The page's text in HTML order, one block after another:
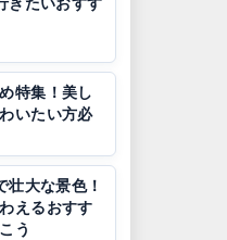
きたいおすす
特集！美し
いたい方必
壮大な景色！
えるおすす
う